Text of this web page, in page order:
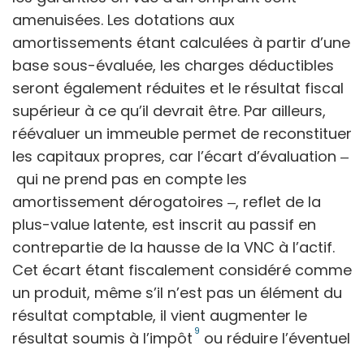
amenuisées. Les dotations aux
amortissements étant calculées à partir d’une
base sous-évaluée, les charges déductibles
seront également réduites et le résultat fiscal
supérieur à ce qu’il devrait être. Par ailleurs,
réévaluer un immeuble permet de reconstituer
les capitaux propres, car l’écart d’évaluation ‒
qui ne prend pas en compte les
amortissement dérogatoires ‒, reflet de la
plus-value latente, est inscrit au passif en
contrepartie de la hausse de la VNC à l’actif.
Cet écart étant fiscalement considéré comme
un produit, même s’il n’est pas un élément du
résultat comptable, il vient augmenter le
résultat soumis à l’impôt 9 ou réduire l’éventuel